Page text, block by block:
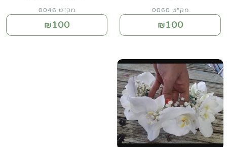
מק"ט 0060
₪100
מק"ט 0046
₪100